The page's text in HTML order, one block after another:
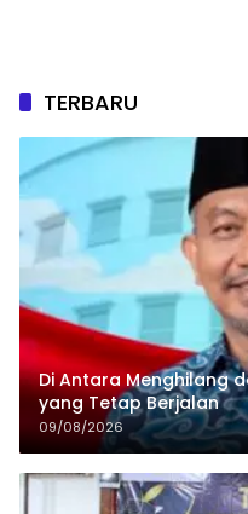
TERBARU
Di Antara Menghilang
yang Tetap Berjalan
09/08/2026